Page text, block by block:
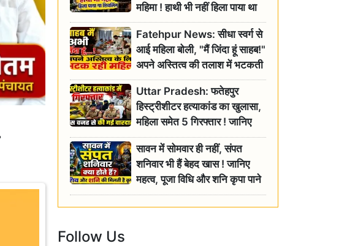
महिमा ! हाथी भी नहीं हिला पाया था
शिवलिंग, जानिए क्या है इसका
इतिहास
Fatehpur News: सीधा स्वर्ग से
आई महिला बोली, "मैं जिंदा हूं साहब!"
अपने अस्तित्व की तलाश में भटकती
रही बुजुर्ग, एसडीएम ने दिए जांच के
आदेश
Uttar Pradesh: फतेहपुर
हिस्ट्रीशीटर हत्याकांड का खुलासा,
महिला समेत 5 गिरफ्तार ! जानिए
क्या था कनेक्शन?
सावन में सोमवार ही नहीं, संपत
शनिवार भी हैं बेहद खास ! जानिए
महत्व, पूजा विधि और शनि कृपा पाने
के आसान उपाय
Follow Us